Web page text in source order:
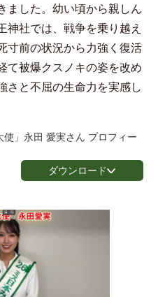
ました。幼い頃から親しん
神社では、戦争を乗り越え
寸前の状況から力強く復活
て被爆クスノキの姿を改め
さと不屈の生命力を実感し
」永田 愛実さん プロフィー
ダウンロード